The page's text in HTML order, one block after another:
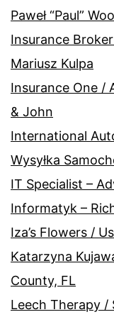
Paweł “Paul”
Insurance
Mariusz Kulpa
Insurance One /
& John
International
Wysyłka
IT Specialist –
Informatyk –
Iza’s Flowers /
Katarzyna
County, FL
Leech Therapy /